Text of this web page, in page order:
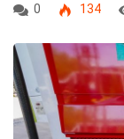
0 134